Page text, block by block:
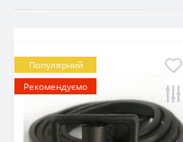
Популярний
Рекомендуємо